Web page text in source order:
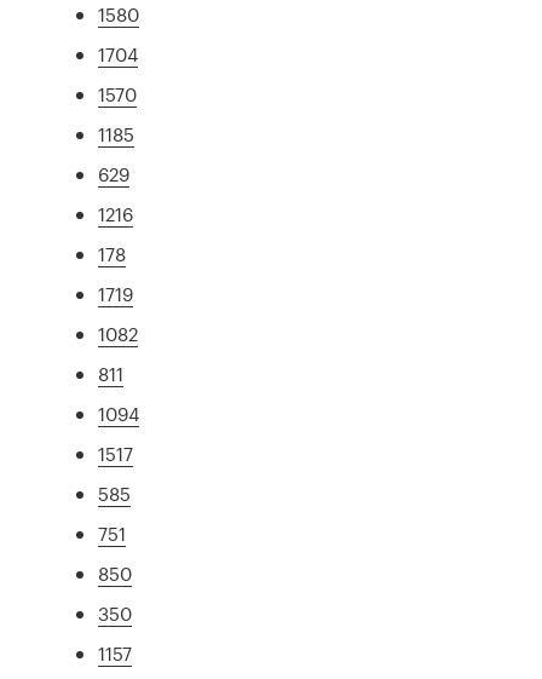
1580
1704
1570
1185
629
1216
178
1719
1082
811
1094
1517
585
751
850
350
1157